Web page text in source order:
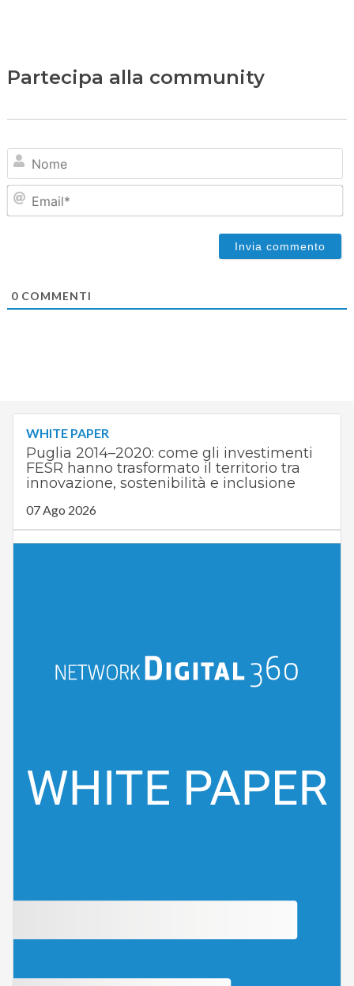
Partecipa alla community
0COMMENTI
WHITE PAPER
Puglia 2014–2020: come gli investimenti
FESR hanno trasformato il territorio tra
innovazione, sostenibilità e inclusione
07 Ago 2026